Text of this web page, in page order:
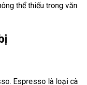
thể thiếu trong văn
Espresso là loại cà